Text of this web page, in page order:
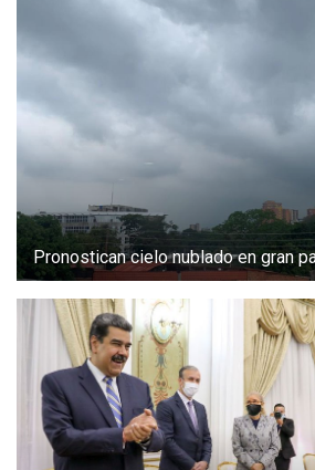
Pronostican cielo nublado en gran